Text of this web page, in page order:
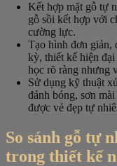
Kết hợp mặt gỗ tự
gỗ sồi kết hợp với
cường lực.
Tạo hình đơn giản,
kỳ, thiết kế hiện
học rõ ràng nhưng
Sử dụng kỹ thuật
đánh bóng, sơn
được vẻ đẹp tự
So sánh gỗ tự
trong thiết kế